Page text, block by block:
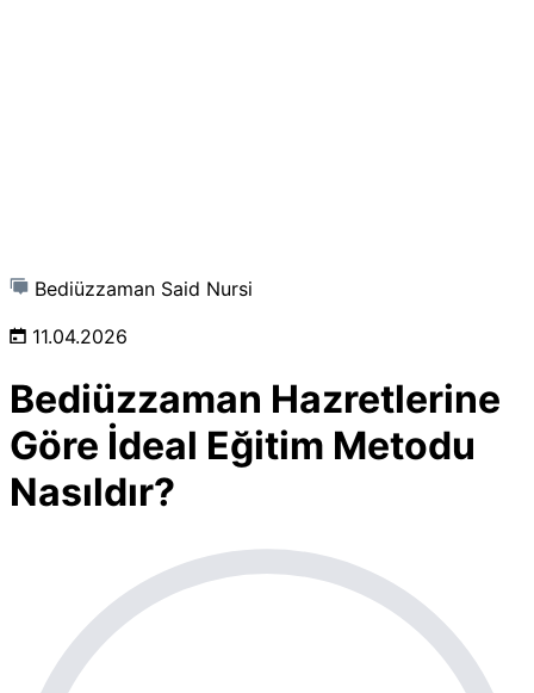
Bediüzzaman Said Nursi
11.04.2026
Bediüzzaman Hazretlerine
Göre İdeal Eğitim Metodu
Nasıldır?